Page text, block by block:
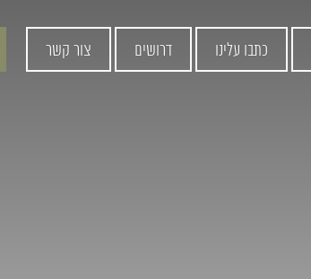
כתבו עלינו דרושים צור קשר